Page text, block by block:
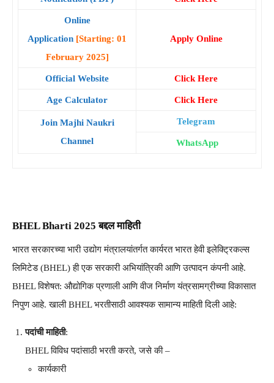
Online
Application [Starting: 01
February 2025]
Apply Online
Official Website Click Here
Age Calculator Click Here
Join Majhi Naukri
Channel
Telegram
WhatsApp
BHEL Bharti 2025 बद्दल माहिती
भारत सरकारच्या भारी उद्योग मंत्रालयांतर्गत कार्यरत भारत हेवी इलेक्ट्रिकल्स
लिमिटेड (BHEL) ही एक सरकारी अभियांत्रिकी आणि उत्पादन कंपनी आहे.
BHEL विशेषत: औद्योगिक प्रणाली आणि वीज निर्माण यंत्रसामग्रीच्या विकासात
निपुण आहे. खाली BHEL भरतीसाठी आवश्यक सामान्य माहिती दिली आहे:
पदांची माहिती:
BHEL विविध पदांसाठी भरती करते, जसे की –
कार्यकारी